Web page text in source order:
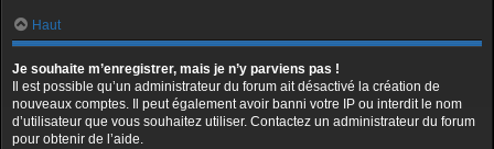
Haut
Je souhaite m’enregistrer, mais je n’y parviens pas !
Il est possible qu’un administrateur du forum ait désactivé la création de
nouveaux comptes. Il peut également avoir banni votre IP ou interdit le nom
d’utilisateur que vous souhaitez utiliser. Contactez un administrateur du forum
pour obtenir de l’aide.